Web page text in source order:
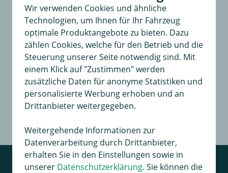
Für dieses Produkt existiert noch keine
Bewertung
An dieser Stelle haben Sie die Möglichkeit, Ihre
Meinungen und Erfahrungen über dieses Produkt zu
dokumentieren.
Sie liefern so anderen Interessenten wertvolle
Informationen beim Kauf.
Wir verwenden Cookies und ähnliche
Technologien, um Ihnen für Ihr Fahrzeug
optimale Produktangebote zu bieten. Dazu
zählen Cookies, welche für den Betrieb und die
Steuerung unserer Seite notwendig sind. Mit
einem Klick auf "Zustimmen" werden
zusätzliche Daten für anonyme Statistiken und
personalisierte Werbung erhoben und an
Drittanbieter weitergegeben.
Weitergehende Informationen zur
Datenverarbeitung durch Drittanbieter,
erhalten Sie in den Einstellungen sowie in
unserer Datenschutzerklärung. Sie können die